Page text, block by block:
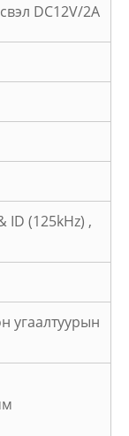
DC12V/2A
ID (125kHz) ,
угаалтуурын